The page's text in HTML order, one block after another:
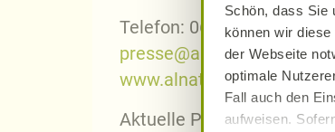
Schön, dass Sie
können wir
der Webseite
optimale
Fall auch den
aufweisen.
Telefon: 06151 – 356 6693
presse@alnatura.de
www.alnatura.de
Aktuelle Pressebilder